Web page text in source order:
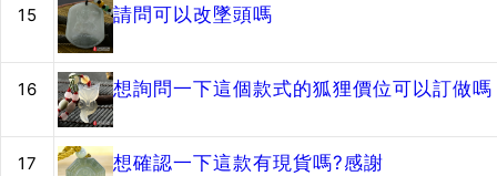
15 請問可以改墜頭嗎
16 想詢問一下這個款式的狐狸價位可以訂做
17 想確認一下這款有現貨嗎?感謝